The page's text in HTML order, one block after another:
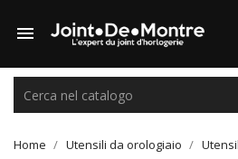

Home Utensili da orologiaio